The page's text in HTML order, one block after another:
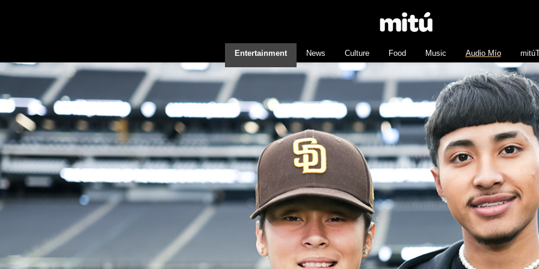
Entertainment News Culture Food Music Audio Mío